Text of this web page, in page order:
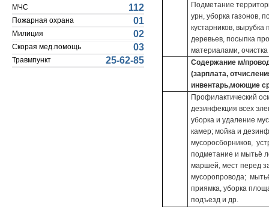
МЧС 112
Пожарная охрана 01
Милиция 02
Скорая мед.помощь 03
Травмпункт 25-62-85
Подметание
урн, уборка газонов,
кустарников, вырубка
деревьев, посыпка
материалами,
Содержание м/
(зарплата,
инвентарь,моющие
Профилактический
дезинфекция всех
уборка и удаление
камер; мойка и
мусоросборников,
подметание и мытьё
маршей, мест перед
мусоропровода;
приямка, уборка
подъезд и др.